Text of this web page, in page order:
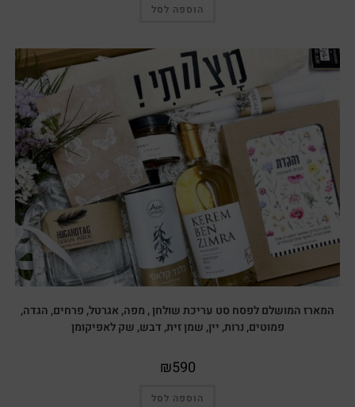
הוספה לסל
המארז המושלם לפסח סט עריכת שולחן , מפה, אגרטל, פרחים, הגדה,
פמוטים, נרות, יין, שמן זית, דבש, שק לאפיקומן
₪590
הוספה לסל